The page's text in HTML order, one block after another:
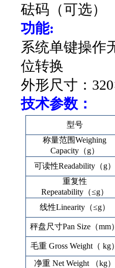
砝码（可选）
功能:
系统单键操作
位转换
外形尺寸：
技术参数：
型号
称量范围Weighing
Capacity（g）
可读性Readability（g）
重复性
Repeatability（≤g）
线性Linearity（≤g）
秤盘尺寸Pan Size（mm
毛重 Gross Weight（ kg
净重 Net Weight （kg）